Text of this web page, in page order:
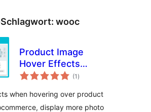
wooc
Product Image
Hover Effects
WOOC –
(1 Bewertungen
insgesamt
)
when hovering over product
display more photo